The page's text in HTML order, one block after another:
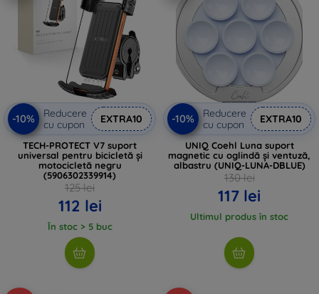
-10%
Reducere
cu cupon
EXTRA10
TECH-PROTECT V7 suport
universal pentru bicicletă și
motocicletă negru
(5906302339914)
125 lei
112 lei
În stoc > 5 buc
-10%
Reducere
cu cupon
EXTRA10
UNIQ Coehl Luna suport
magnetic cu oglindă și ventuză,
albastru (UNIQ-LUNA-DBLUE)
130 lei
117 lei
Ultimul produs în stoc